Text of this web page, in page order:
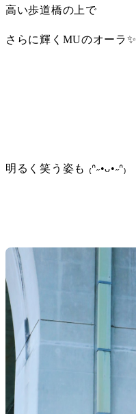
高い歩道橋の上で
さらに輝くMUのオーラ✨
明るく笑う姿も ₍ᐢ˶•ᴗ•˶ᐢ₎